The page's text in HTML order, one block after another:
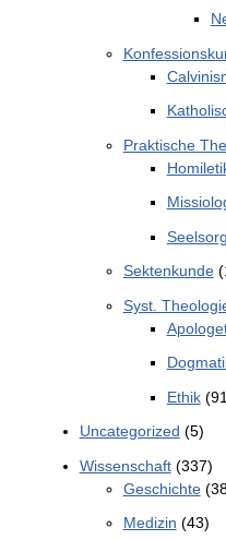
Praktische
Sektenkunde
Syst.
Ethik
Uncategorized (5)
Wissenschaft(337)
Geschichte
Medizin (43)